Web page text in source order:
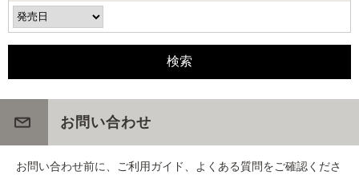
お問い合わせ
お問い合わせ前に、ご利用ガイド、よくある質問をご確認くださ